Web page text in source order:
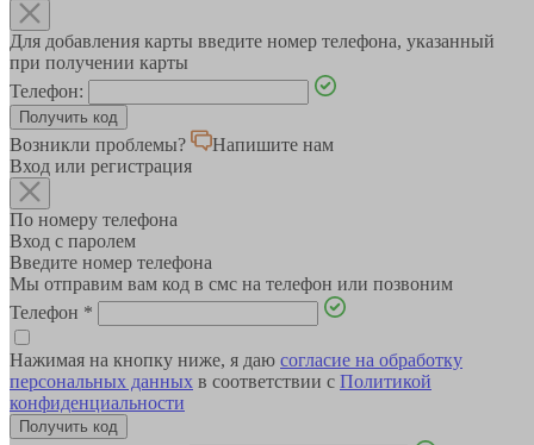
Для добавления карты введите номер телефона, указанный
при получении карты
Телефон:
Возникли проблемы?
Напишите нам
Вход или регистрация
По номеру телефона
Вход с паролем
Введите номер телефона
Мы отправим вам код в смс на телефон или позвоним
Телефон *
Нажимая на кнопку ниже, я даю согласие на обработку
персональных данных в соответствии с Политикой
конфиденциальности